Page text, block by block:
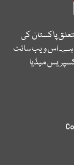
پاکستان کی
ہے۔ اس ویب سائٹ
میڈیا